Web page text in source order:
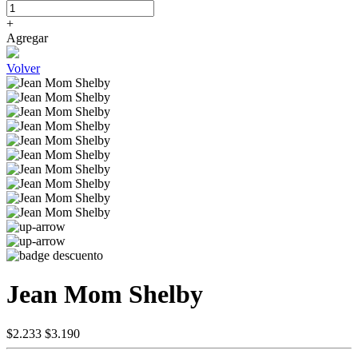
+
Agregar
Volver
Jean Mom Shelby
$2.233 $3.190